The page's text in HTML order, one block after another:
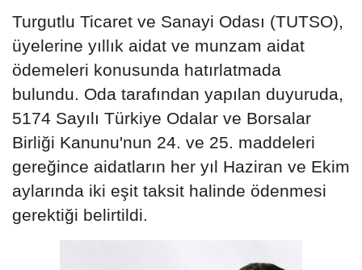
Turgutlu Ticaret ve Sanayi Odası (TUTSO),
üyelerine yıllık aidat ve munzam aidat
ödemeleri konusunda hatırlatmada
bulundu. Oda tarafından yapılan duyuruda,
5174 Sayılı Türkiye Odalar ve Borsalar
Birliği Kanunu'nun 24. ve 25. maddeleri
gereğince aidatların her yıl Haziran ve Ekim
aylarında iki eşit taksit halinde ödenmesi
gerektiği belirtildi.